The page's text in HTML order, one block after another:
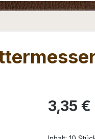
Regulärer
3,35 €